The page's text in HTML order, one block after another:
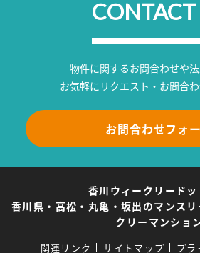
CONTACT
物件に関するお問合わせや法
お気軽にリクエスト・お問合わ
お問合わせフォ
香川ウィークリードッ
香川県・高松・丸亀・坂出のマンス
クリーマンショ
関連リンク サイトマップ プラ